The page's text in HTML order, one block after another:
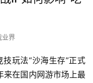
业界
玩法“沙海生存”正式
来在国内网游市场上最